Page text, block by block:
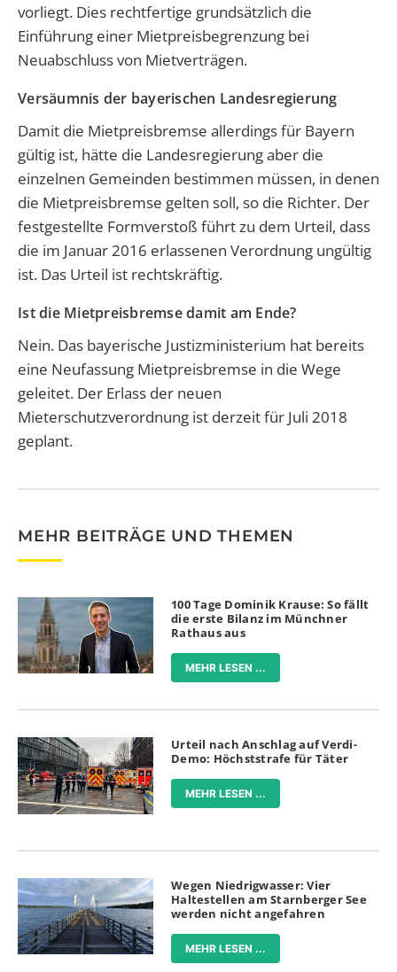
vorliegt. Dies rechtfertige grundsätzlich die
Einführung einer Mietpreisbegrenzung bei
Neuabschluss von Mietverträgen.
Versäumnis der bayerischen Landesregierung
Damit die Mietpreisbremse allerdings für Bayern
gültig ist, hätte die Landesregierung aber die
einzelnen Gemeinden bestimmen müssen, in denen
die Mietpreisbremse gelten soll, so die Richter. Der
festgestellte Formverstoß führt zu dem Urteil, dass
die im Januar 2016 erlassenen Verordnung ungültig
ist. Das Urteil ist rechtskräftig.
Ist die Mietpreisbremse damit am Ende?
Nein. Das bayerische Justizministerium hat bereits
eine Neufassung Mietpreisbremse in die Wege
geleitet. Der Erlass der neuen
Mieterschutzverordnung ist derzeit für Juli 2018
geplant.
MEHR BEITRÄGE UND THEMEN
100 Tage Dominik Krause: So fällt
die erste Bilanz im Münchner
Rathaus aus
MEHR LESEN ...
Urteil nach Anschlag auf Verdi-
Demo: Höchststrafe für Täter
MEHR LESEN ...
Wegen Niedrigwasser: Vier
Haltestellen am Starnberger See
werden nicht angefahren
MEHR LESEN ...